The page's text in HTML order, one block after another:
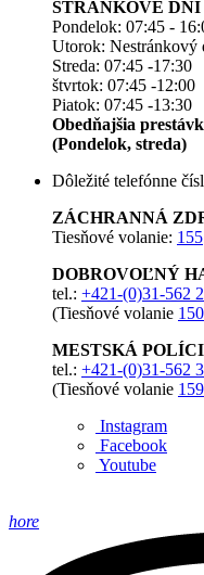
STRÁNKOVÉ DNI
Pondelok: 07:45 -
Utorok: Nestránkový
Streda: 07:45 -17:30
štvrtok: 07:45 -12:00
Piatok: 07:45 -13:30
Obedňajšia
(Pondelok, streda)
Dôležité telefónne
ZÁCHRANNÁ
Tiesňové volanie: 155
DOBROVOĽNÝ
tel.: +421-(0)31-562
(Tiesňové volanie 150
MESTSKÁ
tel.: +421-(0)31-562
(Tiesňové volanie 159
Instagram
Facebook
Youtube
hore